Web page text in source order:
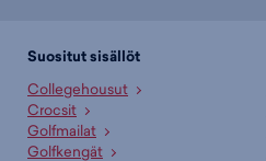
Suositut sisällöt
Collegehousut
Crocsit
Golfmailat
Golfkengät